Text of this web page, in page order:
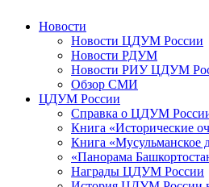
Новости
Новости ЦДУМ России
Новости РДУМ
Новости РИУ ЦДУМ
Обзор СМИ
ЦДУМ России
Справка о ЦДУМ
Книга «Исторические
Книга «Мусульманское
«Панорама
Награды ЦДУМ России